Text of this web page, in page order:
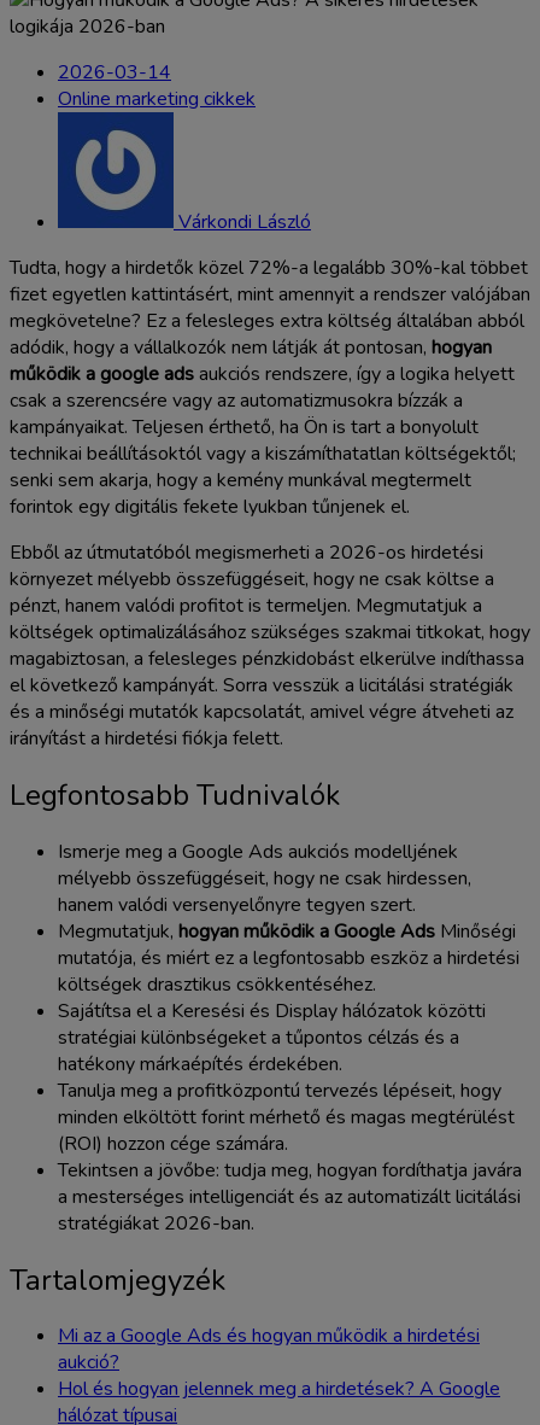
2026-03-14
Online marketing cikkek
Várkondi László
Tudta, hogy a hirdetők közel 72%-a legalább 30%-kal többet
fizet egyetlen kattintásért, mint amennyit a rendszer valójában
megkövetelne? Ez a felesleges extra költség általában abból
adódik, hogy a vállalkozók nem látják át pontosan, hogyan
működik a google adsaukciós rendszere, így a logika helyett
csak a szerencsére vagy az automatizmusokra bízzák a
kampányaikat. Teljesen érthető, ha Ön is tart a bonyolult
technikai beállításoktól vagy a kiszámíthatatlan költségektől;
senki sem akarja, hogy a kemény munkával megtermelt
forintok egy digitális fekete lyukban tűnjenek el.
Ebből az útmutatóból megismerheti a 2026-os hirdetési
környezet mélyebb összefüggéseit, hogy ne csak költse a
pénzt, hanem valódi profitot is termeljen. Megmutatjuk a
költségek optimalizálásához szükséges szakmai titkokat, hogy
magabiztosan, a felesleges pénzkidobást elkerülve indíthassa
el következő kampányát. Sorra vesszük a licitálási stratégiák
és a minőségi mutatók kapcsolatát, amivel végre átveheti az
irányítást a hirdetési fiókja felett.
Legfontosabb Tudnivalók
Ismerje meg a Google Ads aukciós modelljének
mélyebb összefüggéseit, hogy ne csak hirdessen,
hanem valódi versenyelőnyre tegyen szert.
Megmutatjuk, hogyan működik a Google Ads Minőségi
mutatója, és miért ez a legfontosabb eszköz a hirdetési
költségek drasztikus csökkentéséhez.
Sajátítsa el a Keresési és Display hálózatok közötti
stratégiai különbségeket a tűpontos célzás és a
hatékony márkaépítés érdekében.
Tanulja meg a profitközpontú tervezés lépéseit, hogy
minden elköltött forint mérhető és magas megtérülést
(ROI) hozzon cége számára.
Tekintsen a jövőbe: tudja meg, hogyan fordíthatja javára
a mesterséges intelligenciát és az automatizált licitálási
stratégiákat 2026-ban.
Tartalomjegyzék
Mi az a Google Ads és hogyan működik a hirdetési
aukció?
Hol és hogyan jelennek meg a hirdetések? A Google
hálózat típusai